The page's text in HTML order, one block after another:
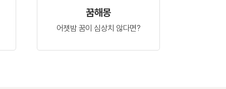
꿈해몽
어젯밤 꿈이 심상치 않다면?